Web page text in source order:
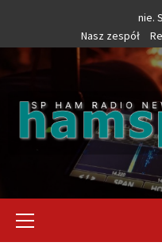
content
nie.
Nasz zespół